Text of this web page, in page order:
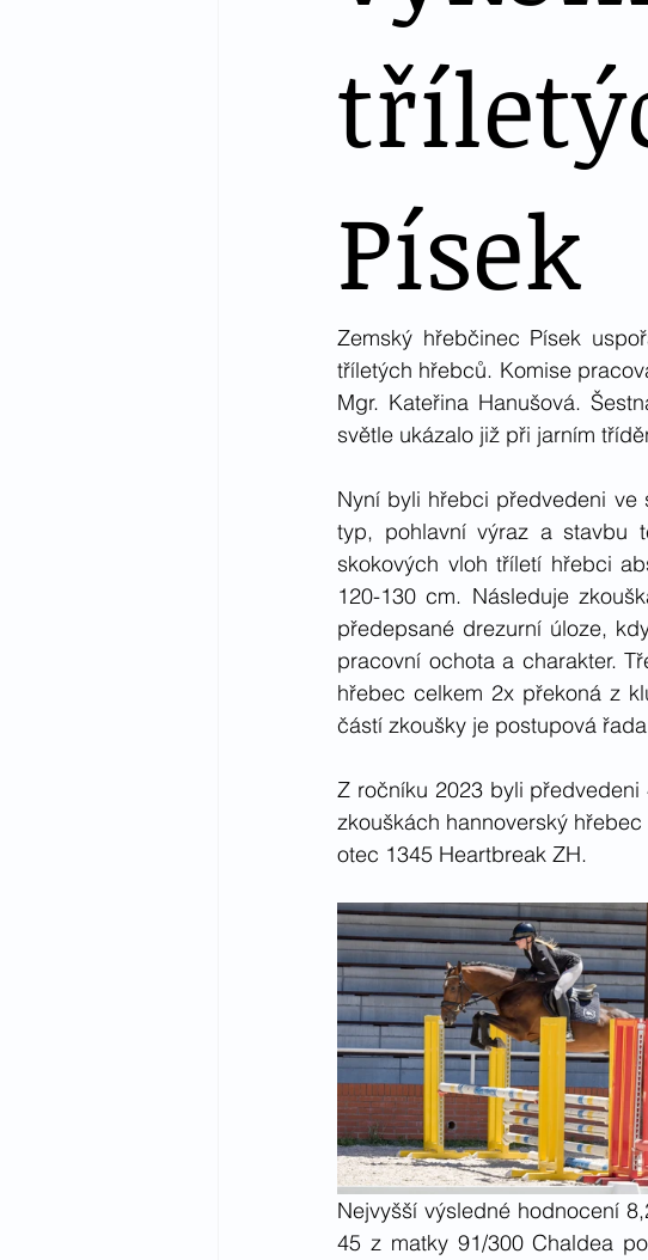
Písek
Zemský hřebčinec Písek
tříletých hřebců. Komise
Mgr. Kateřina Hanušová.
světle ukázalo již při jarním
Nyní byli hřebci předvedeni ve
typ, pohlavní výraz a stavbu
skokových vloh tříletí hřebci
120-130 cm. Následuje
předepsané drezurní úloze,
pracovní ochota a charakter.
hřebec celkem 2x překoná z
částí zkoušky je postupová
Z ročníku 2023 byli
zkouškách hannoverský
otec 1345 Heartbreak ZH.
Nejvyšší výsledné hodnocení
45 z matky 91/300 Chaldea